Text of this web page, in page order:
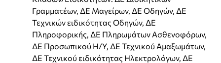
Γραμματέων, ΔΕ Μαγείρων, ΔΕ Οδηγών, ΔΕ
Τεχνικών ειδικότητας Οδηγών, ΔΕ
Πληροφορικής, ΔΕ Πληρωμάτων Ασθενοφόρων,
ΔΕ Προσωπικού Η/Υ, ΔΕ Τεχνικού Αμαξωμάτων,
ΔΕ Τεχνικού ειδικότητας Ηλεκτρολόγων, ΔΕ